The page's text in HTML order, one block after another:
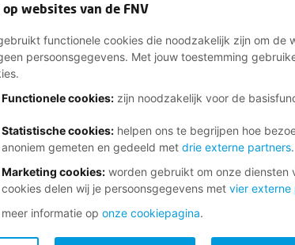
op websites van de FNV
functionele cookies die noodzakelijk zijn om
persoonsgegevens. Met jouw toestemming
Functionele cookies:zijn noodzakelijk voor de
Statistische cookies: helpen ons te begrijpen hoe
anoniem gemeten en gedeeld met drie externe partners.
Marketing cookies: worden gebruikt om onze diensten
cookies delen wij je persoonsgegevens met vier externe
informatie op onze cookiepagina.